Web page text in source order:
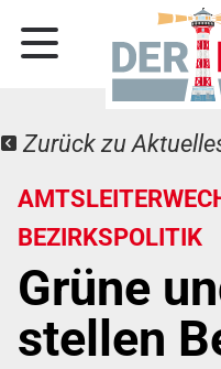
Zurück zu
BEZIRKSPOLITIK
Grüne
stellen